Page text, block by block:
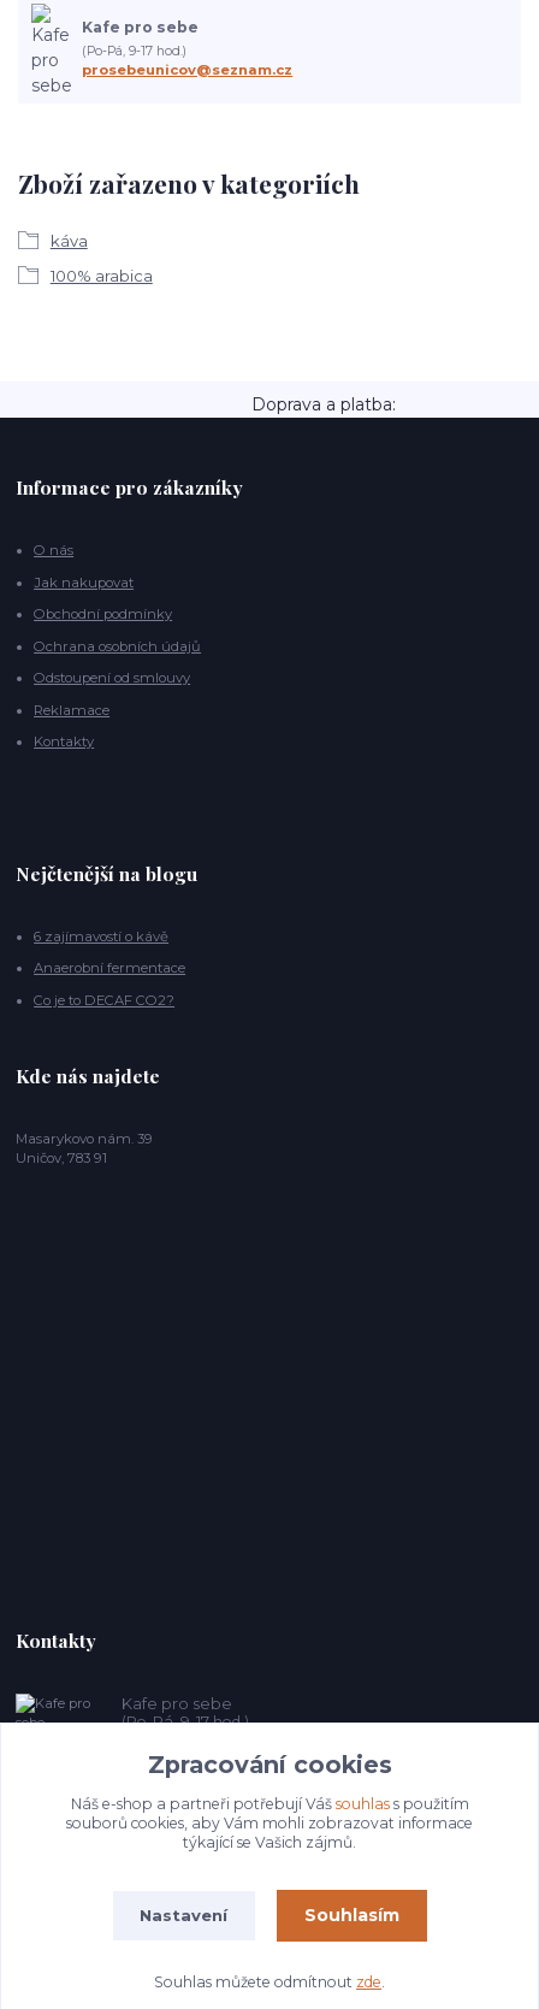
Zboží zařazeno v kategoriích
káva
100% arabica
Kafe pro sebe
(Po-Pá, 9-17 hod.)
prosebeunicov@seznam.cz
Doprava a platba:
Informace pro zákazníky
O nás
Jak nakupovat
Obchodní podmínky
Ochrana osobních údajů
Odstoupení od smlouvy
Reklamace
Kontakty
Nejčtenější na blogu
6 zajímavostí o kávě
Anaerobní fermentace
Co je to DECAF CO2?
Kde nás najdete
Masarykovo nám. 39
Uničov, 783 91
Kontakty
Kafe pro sebe
(Po-Pá, 9-17 hod.)
prosebeunicov@seznam.cz
Vytvořeno na
Eshop-rychle.cz
Zpracování cookies
Náš e-shop a partneři potřebují Váš souhlass použitím
souborů cookies, aby Vám mohli zobrazovat informace
týkající se Vašich zájmů.
Nastavení Souhlasím
Souhlas můžete odmítnout zde